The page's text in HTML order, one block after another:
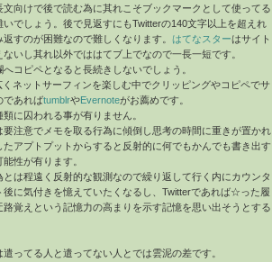
文向けで後で読む為に其れこそブックマークとして使ってる
いでしょう。後で見返すにもTwitterの140文字以上を超えれ
すのが困難なので難しくなります。 はてなスターはサイト
いし其れ以外でははてブ上でなので一長一短です。
コピペとなると長続きしないでしょう。
ネットサーフィンを楽しむ中でクリッピングやコピペでサ
であればtumblrやEvernoteがお薦めです。
に囚われる事が有りません。
注意でメモを取る行為に傾倒し思考の時間に重きが置かれ
アプトプットからすると反射的に何でもかんでも書き出す
性が有ります。
は程遠く反射的な観測なので繰り返して行く内にカウンタ
後に気付きを憶えていたくなるし、Twitterであれば☆った履
路覚えという記憶力の高まりを示す記憶を思い出そうとする
ってる人と遣ってない人とでは雲泥の差です。